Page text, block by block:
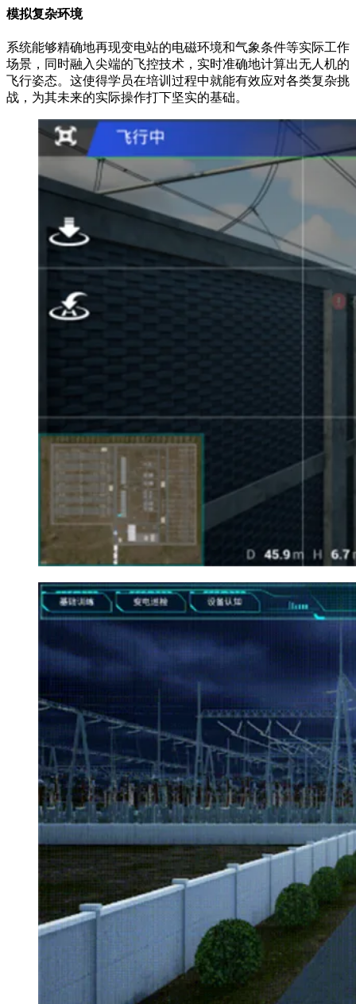
模拟复杂环境
系统能够精确地再现变电站的电磁环境和气象条件等实际工作
场景，同时融入尖端的飞控技术，实时准确地计算出无人机的
飞行姿态。这使得学员在培训过程中就能有效应对各类复杂挑
战，为其未来的实际操作打下坚实的基础。